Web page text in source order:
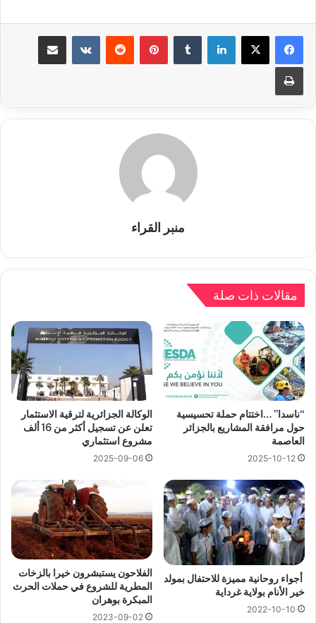
لينكدإن بينتيريست
طباعة
منبر القراء
مقالات ذات صلة
“ناسدا” …اختتام حملة تحسيسية
حول مرافقة المشاريع بالجزائر
العاصمة
2025-10-12
الوكالة الجزائرية لترقية الاستثمار
تعلن عن تسجيل أكثر من 16 ألف
مشروع استثماري
2025-09-06
أجواء روحانية مميزة للاحتفال بمولد
خير الأنام بولاية غرداية
2022-10-10
الفلاحون يستبشرون خيرا بالزخات
المطرية للشروع في حملات الحرث
المبكرة بوهران
2023-09-02